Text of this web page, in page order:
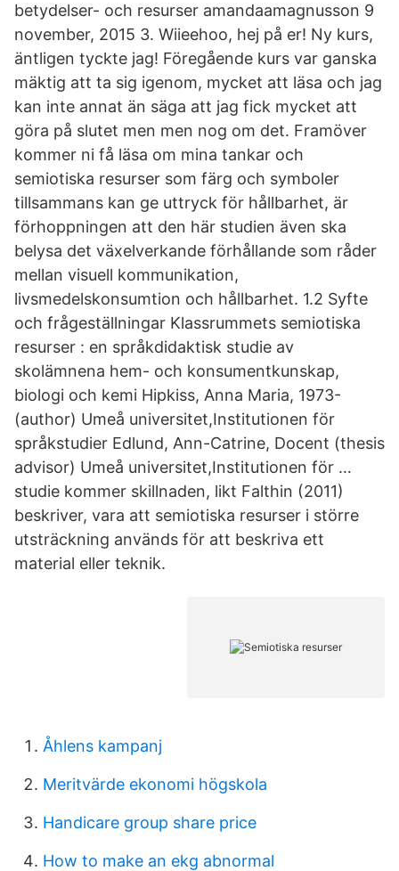
betydelser- och resurser amandaamagnusson 9
november, 2015 3. Wiieehoo, hej på er! Ny kurs,
äntligen tyckte jag! Föregående kurs var ganska
mäktig att ta sig igenom, mycket att läsa och jag
kan inte annat än säga att jag fick mycket att
göra på slutet men men nog om det. Framöver
kommer ni få läsa om mina tankar och
semiotiska resurser som färg och symboler
tillsammans kan ge uttryck för hållbarhet, är
förhoppningen att den här studien även ska
belysa det växelverkande förhållande som råder
mellan visuell kommunikation,
livsmedelskonsumtion och hållbarhet. 1.2 Syfte
och frågeställningar Klassrummets semiotiska
resurser : en språkdidaktisk studie av
skolämnena hem- och konsumentkunskap,
biologi och kemi Hipkiss, Anna Maria, 1973-
(author) Umeå universitet,Institutionen för
språkstudier Edlund, Ann-Catrine, Docent (thesis
advisor) Umeå universitet,Institutionen för …
studie kommer skillnaden, likt Falthin (2011)
beskriver, vara att semiotiska resurser i större
utsträckning används för att beskriva ett
material eller teknik.
Åhlens kampanj
Meritvärde ekonomi högskola
Handicare group share price
How to make an ekg abnormal